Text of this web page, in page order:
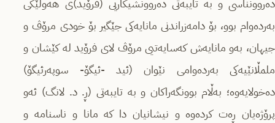
دەروونناسی و بە تایبەتی دەروونشیکاریی (فرۆید)ی هەوڵێکی
بەردەوام بوو، بۆ دامەزراندنی مانایەکی جێگیر بۆ خودی مرۆڤ و
جیهان، بەو مانایەش کەسایەتیی مرۆڤ لای فرۆید لە کێشان و
ملمڵانێیەکی بەردەوامی نێوان (ئید -ئیگۆ- سوپەرئیگۆ)
دەخولایەوە؛ بەڵام بوونگەراکان و بە تایبەتی (ڕ. د. لانگ) ئەو
پرۆژەیان ڕەت کردەوە و نیشانیان دا کە مانا و ناسنامە و